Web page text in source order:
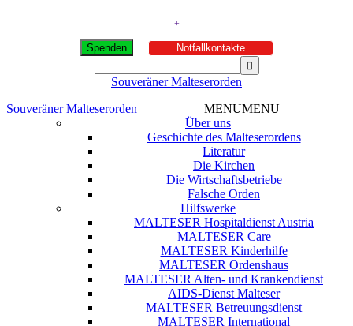
+
Spenden Notfallkontakte
Souveräner Malteserorden
Souveräner Malteserorden
MENUMENU
Über uns
Geschichte des Malteserordens
Literatur
Die Kirchen
Die Wirtschaftsbetriebe
Falsche Orden
Hilfswerke
MALTESER Hospitaldienst Austria
MALTESER Care
MALTESER Kinderhilfe
MALTESER Ordenshaus
MALTESER Alten- und Krankendienst
AIDS-Dienst Malteser
MALTESER Betreuungsdienst
MALTESER International